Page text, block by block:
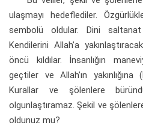
ulaşmayı hedeflediler.
sembolü oldular. Dini saltanat
Kendilerini Allah’a
öncü kıldılar. İnsanlığın
geçtiler ve Allah’ın
Kurallar ve şölenlere
olgunlaştıramaz. Şekil ve
oldunuz mu?